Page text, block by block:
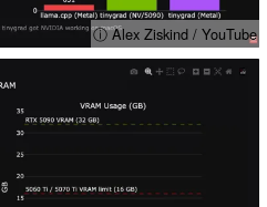
ⓘ Alex Ziskind / YouTube